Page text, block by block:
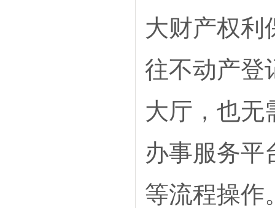
大财产权利
往不动产登
大厅，也无
办事服务平
等流程操作